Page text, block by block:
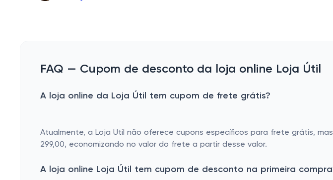
FAQ — Cupom de desconto da loja online Loja Útil
A loja online da Loja Útil tem cupom de frete grátis?
Atualmente, a Loja Util não oferece cupons específicos para frete grátis,
299,00, economizando no valor do frete a partir desse valor.
A loja online Loja Útil tem cupom de desconto na primeira